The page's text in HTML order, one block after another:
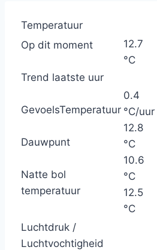
Temperatuur
Op dit moment
Trend laatste uur
GevoelsTemperatuur
Dauwpunt
Natte bol
temperatuur
12.7
°C
0.4
°C/uur
12.8
°C
10.6
°C
12.5
°C
Luchtdruk /
Luchtvochtigheid